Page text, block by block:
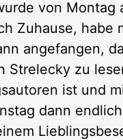
von
Zuhause, habe
angefangen,
Strelecky zu
ist und
dann